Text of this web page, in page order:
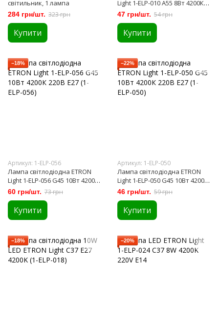
світильник, 1 лампа
284 грн/шт. 323 грн
Купити
Light 1-ELP-010 А55 8Вт 4200К
Е27 (1-ELP-010)
47 грн/шт. 54 грн
Купити
−18%
Артикул: 1-ELP-056
Лампа світлодіодна ETRON
Light 1-ELP-056 G45 10Вт 4200К
220В Е27 (1-ELP-056)
60 грн/шт. 73 грн
Купити
−22%
Артикул: 1-ELP-050
Лампа світлодіодна ETRON
Light 1-ELP-050 G45 10Вт 4200К
220В Е27 (1-ELP-050)
46 грн/шт. 59 грн
Купити
−18% −20%